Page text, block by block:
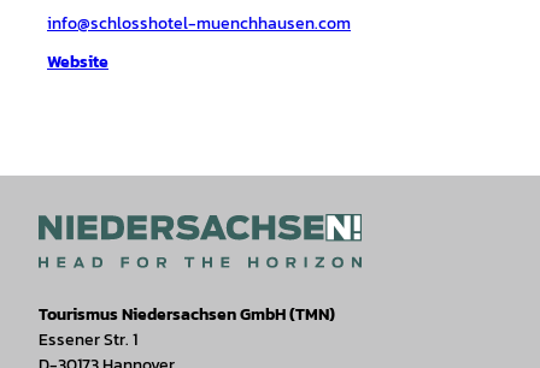
info@schlosshotel-muenchhausen.com
Website
Tourismus Niedersachsen GmbH (TMN)
Essener Str. 1